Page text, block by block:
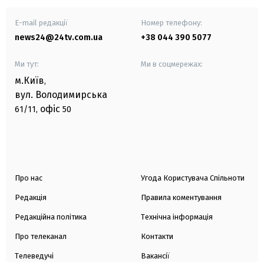
E-mail редакції
news24@24tv.com.ua
Номер телефону:
+38 044 390 5077
Ми тут:
м.Київ,
вул. Володимирська
61/11, офіс 50
Ми в соцмережах:
Про нас
Редакція
Редакційна політика
Про телеканал
Телеведучі
Угода Користувача Спільноти
Правила коментування
Технічна інформація
Контакти
Вакансії